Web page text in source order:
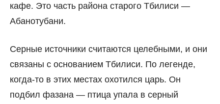
кафе. Это часть района старого Тбилиси —
Абанотубани.
Серные источники считаются целебными, и они
связаны с основанием Тбилиси. По легенде,
когда-то в этих местах охотился царь. Он
подбил фазана — птица упала в серный